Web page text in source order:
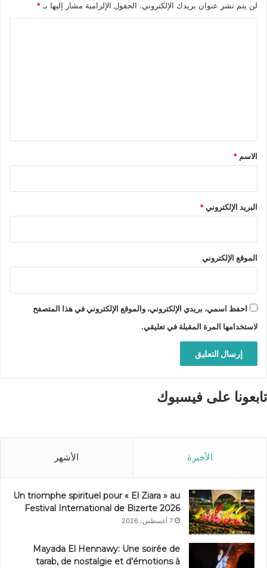
لن يتم نشر عنوان بريدك الإلكتروني. الحقول الإلزامية مشار إليها بـ *
*
الاسم *
البريد الإلكتروني*
الموقع الإلكتروني
احفظ اسمي، بريدي الإلكتروني، والموقع الإلكتروني في هذا المتصفح
لاستخدامها المرة المقبلة في تعليقي.
تابعونا على فيسبوك
الأخيرة الأشهر
Un triomphe spirituel pour « El Ziara » au
Festival International de Bizerte 2026
7 أغسطس، 2026
Mayada El Hennawy: Une soirée de
tarab, de nostalgie et d’émotions à